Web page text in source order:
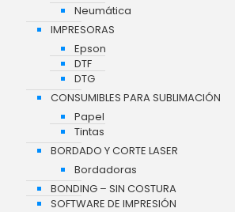
Neumática
IMPRESORAS
Epson
DTF
DTG
CONSUMIBLES PARA SUBLIMACIÓN
Papel
Tintas
BORDADO Y CORTE LASER
Bordadoras
BONDING – SIN COSTURA
SOFTWARE DE IMPRESIÓN